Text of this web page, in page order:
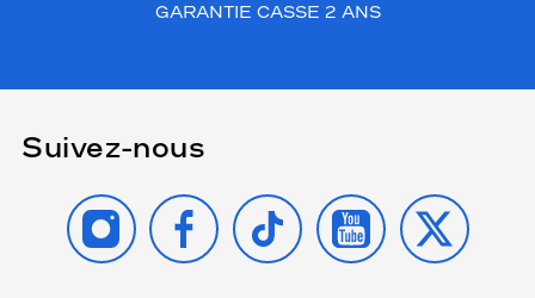
GARANTIE CASSE 2 ANS
Suivez-nous
INSTAGRAMFACEBOOK
TIKTOK YOUTUBE
X